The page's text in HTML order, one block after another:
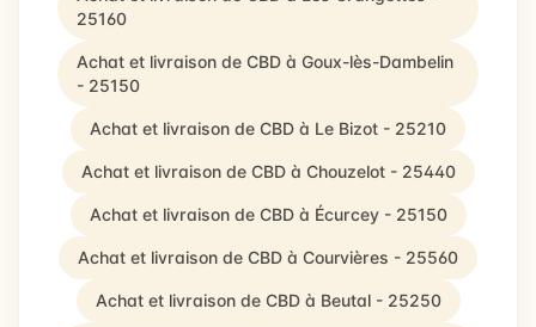
25160
Achat et livraison de CBD à Goux-lès-Dambelin
- 25150
Achat et livraison de CBD à Le Bizot - 25210
Achat et livraison de CBD à Chouzelot - 25440
Achat et livraison de CBD à Écurcey - 25150
Achat et livraison de CBD à Courvières - 25560
Achat et livraison de CBD à Beutal - 25250